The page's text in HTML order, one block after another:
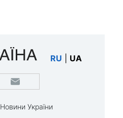
RU UA
Новини України